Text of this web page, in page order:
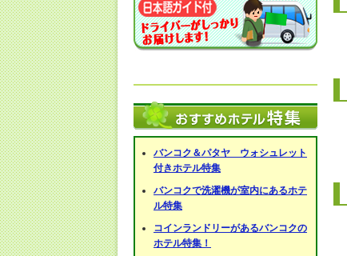
バンコク＆パタヤ ウォシュレット
付きホテル特集
バンコクで洗濯機が室内にあるホテ
ル特集
コインランドリーがあるバンコクの
ホテル特集！